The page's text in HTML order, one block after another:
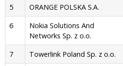
5
ORANGE POLSKA S.A.
6
Nokia Solutions And
Networks Sp. z o.o.
7 Towerlink Poland Sp. z o.o.